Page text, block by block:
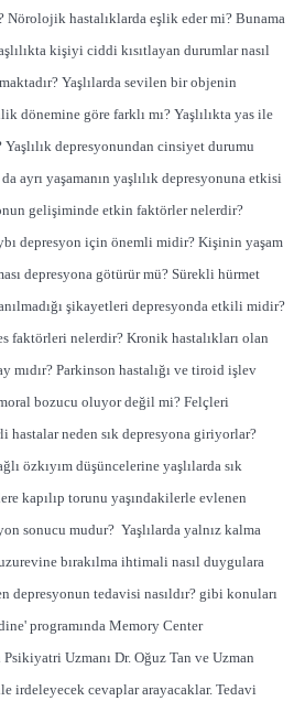
Nörolojik hastalıklarda eşlik eder mi? Bunama
kişiyi ciddi kısıtlayan durumlar nasıl
Yaşlılarda sevilen bir objenin
dönemine göre farklı mı? Yaşlılıkta yas ile
Yaşlılık depresyonundan cinsiyet durumu
ayrı yaşamanın yaşlılık depresyonuna etkisi
gelişiminde etkin faktörler nelerdir?
depresyon için önemli midir? Kişinin yaşam
depresyona götürür mü? Sürekli hürmet
şikayetleri depresyonda etkili midir?
faktörleri nelerdir? Kronik hastalıkları olan
mıdır? Parkinson hastalığı ve tiroid işlev
bozucu oluyor değil mi? Felçleri
hastalar neden sık depresyona giriyorlar?
özkıyım düşüncelerine yaşlılarda sık
kapılıp torunu yaşındakilerle evlenen
sonucu mudur? Yaşlılarda yalnız kalma
bırakılma ihtimali nasıl duygulara
depresyonun tedavisi nasıldır? gibi konuları
programında Memory Center
Uzmanı Dr. Oğuz Tan ve Uzman
irdeleyecek cevaplar arayacaklar. Tedavi